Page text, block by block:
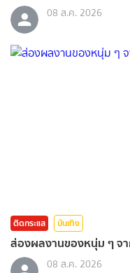
08 ส.ค. 2026
ติดกระแส บันเทิง
ส่องผลงานของหนุ่ม ๆ จา
08 ส.ค. 2026